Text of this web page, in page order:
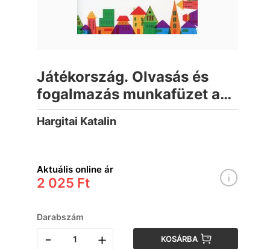
Játékország. Olvasás és
fogalmazás munkafüzet az
általános iskola 4. osztálya
számára
Hargitai Katalin
Aktuális online ár
2 025 Ft
Darabszám
- + KOSÁRBA